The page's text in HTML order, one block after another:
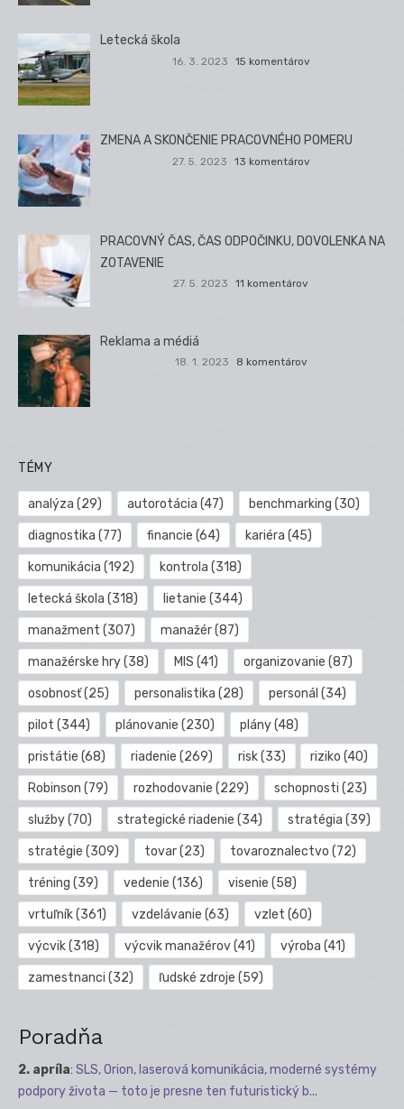
Letecká škola
16. 3. 2023 15 komentárov
ZMENA A SKONČENIE PRACOVNÉHO POMERU
27. 5. 2023 13 komentárov
PRACOVNÝ ČAS, ČAS ODPOČINKU, DOVOLENKA NA
ZOTAVENIE
27. 5. 2023 11 komentárov
Reklama a médiá
18. 1. 2023 8 komentárov
TÉMY
analýza (29) autorotácia (47) benchmarking (30)
diagnostika (77) financie (64) kariéra (45)
komunikácia (192) kontrola (318)
letecká škola (318) lietanie (344)
manažment (307) manažér(87)
manažérske hry(38) MIS (41) organizovanie (87)
osobnosť(25) personalistika (28) personál (34)
pilot (344) plánovanie (230) plány(48)
pristátie (68) riadenie (269) risk(33) riziko (40)
Robinson (79) rozhodovanie (229) schopnosti (23)
služby(70) strategické riadenie (34) stratégia (39)
stratégie (309) tovar(23) tovaroznalectvo (72)
tréning (39) vedenie (136) visenie (58)
vrtuľník(361) vzdelávanie (63) vzlet (60)
výcvik(318) výcvik manažérov(41) výroba (41)
zamestnanci (32) ľudské zdroje (59)
Poradňa
2. apríla: SLS, Orion, laserová komunikácia, moderné systémy
podpory života — toto je presne ten futuristický b...